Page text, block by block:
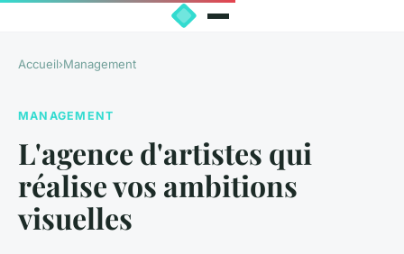
Accueil›Management
MANAGEMENT
L'agence d'artistes qui
réalise vos ambitions
visuelles